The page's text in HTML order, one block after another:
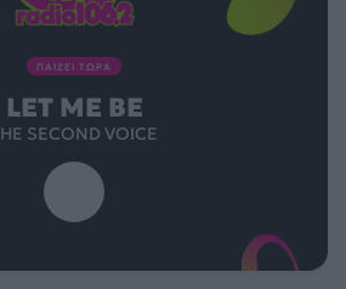
ΠΑΙΖΕΙ ΤΩΡΑ
LET ME BE
SECOND VOICE